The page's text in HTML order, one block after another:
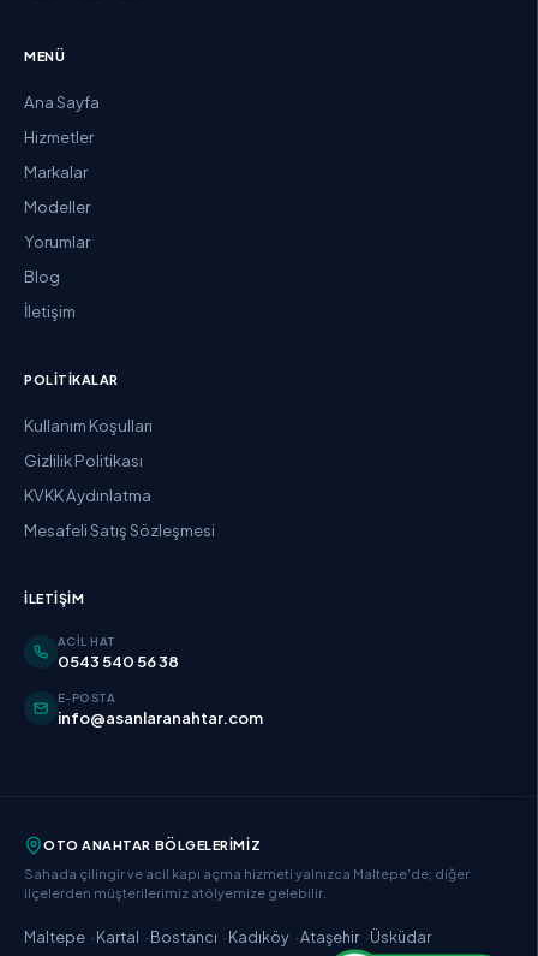
MENÜ
Ana Sayfa
Hizmetler
Markalar
Modeller
Yorumlar
Blog
İletişim
POLITIKALAR
Kullanım Koşulları
Gizlilik Politikası
KVKK Aydınlatma
Mesafeli Satış Sözleşmesi
İLETIŞIM
ACIL HAT
0543 540 56 38
E-POSTA
info@asanlaranahtar.com
OTO ANAHTAR BÖLGELERIMIZ
Sahada çilingir ve acil kapı açma hizmeti yalnızca Maltepe'de; diğer
ilçelerden müşterilerimiz atölyemize gelebilir.
Maltepe ·Kartal ·Bostancı ·Kadıköy ·Ataşehir ·Üsküdar